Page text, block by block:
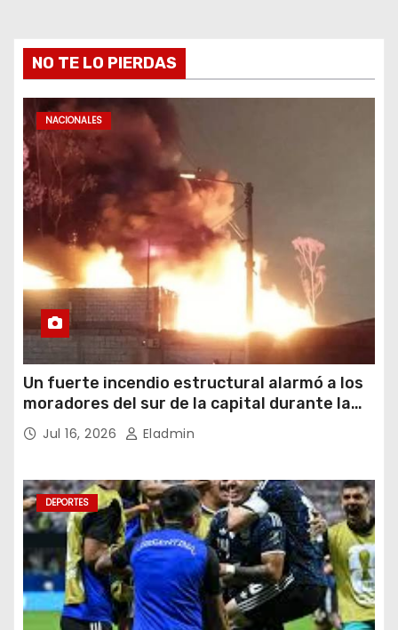
NO TE LO PIERDAS
NACIONALES
Un fuerte incendio estructural alarmó a los
moradores del sur de la capital durante la
noche del miércoles 15 de julio de 2026
Jul 16, 2026 Eladmin
DEPORTES